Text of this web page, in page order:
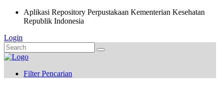
Aplikasi Repository Perpustakaan Kementerian Kesehatan
Republik Indonesia
Login
Filter Pencarian